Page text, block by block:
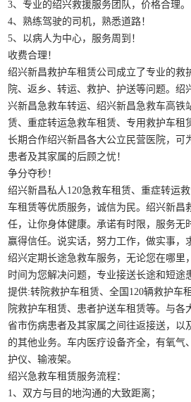
3、专业的绍兴救援服务团队，价格合理。
4、熟练驾驶的司机，熟悉道路！
5、以病人为中心，服务周到！
收费合理！
绍兴新昌救护车租赁公司成立了专业的救
院、返乡、转运、救护、护送等问题。绍
兴新昌急救车转运、绍兴新昌急救车高铁
赁、重症转运急救车租赁、专用救护车租
长期合作绍兴新昌各大公立民营医院，可
患者及其家属的后顾之忧！
争分夺秒！
绍兴新昌私人120急救车租赁、重症转运
车租赁等优质服务，诚信为民。绍兴新昌
任，让你身体健康。承诺有时限，服务无
赢得信任。说实话，努力工作，做实事，
绍兴定期长途急救车服务，无论您在哪里
时间为您解决问题，专业接送长途和短途
提供:转院救护车租赁、全国120辆救护车
院救护车租赁、患者护送车租赁等。与各
省市伤病患者及其家属之间往返接送，以
的其他业务。车内医疗设备齐全，有氧气
护仪、输液架。
绍兴急救车租赁服务流程：
1、双方与目的地沟通的大致距离；